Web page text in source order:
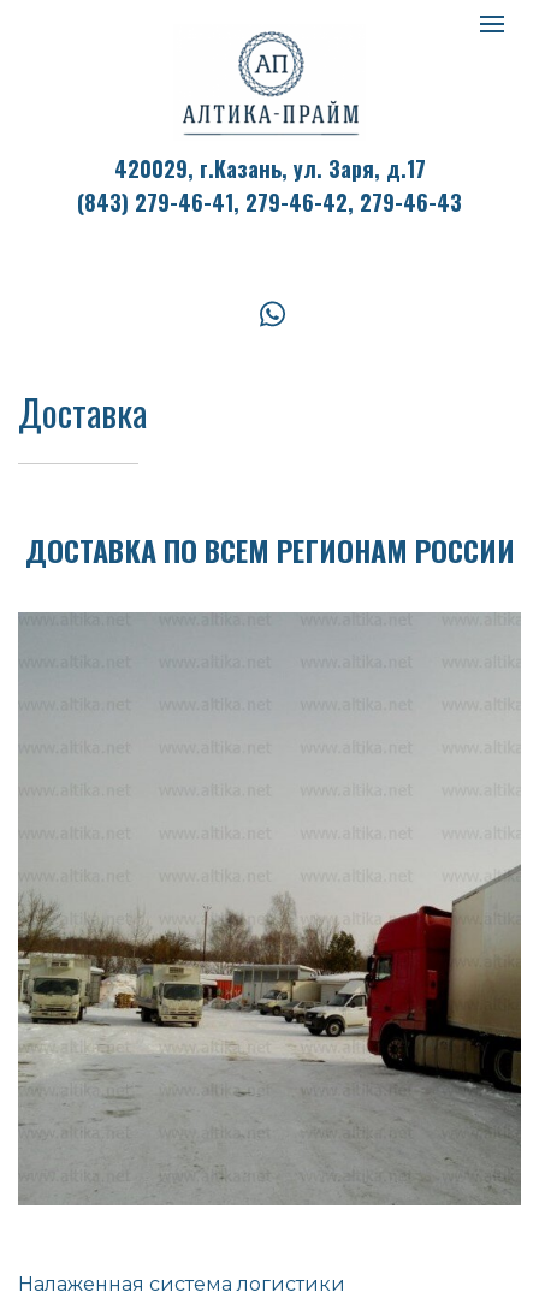
logo
420029, г.Казань, ул. Заря, д.17
(843) 279-46-41, 279-46-42, 279-46-43
whatsapp
Toggle
Доставка
ДОСТАВКА ПО ВСЕМ РЕГИОНАМ РОССИИ
Налаженная система логистики